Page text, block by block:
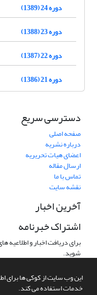
این وب سایت از کوکی ها برای
خدمات استفاده می کند.
دوره 24 (1389)
دوره 23 (1388)
دوره 22 (1387)
دوره 21 (1386)
دسترسی سریع
صفحه اصلی
درباره نشریه
اعضای هیات تحریریه
ارسال مقاله
تماس با ما
نقشه سایت
آخرین اخبار
اشتراک خبرنامه
برای دریافت اخبار و
شوید.